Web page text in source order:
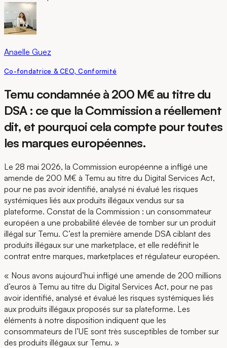
Anaelle Guez
Co-fondatrice & CEO, Conformité
Temu condamnée à 200 M€ au titre du
DSA : ce que la Commission a réellement
dit, et pourquoi cela compte pour toutes
les marques européennes.
Le 28 mai 2026, la Commission européenne a infligé une
amende de 200 M€ à Temu au titre du Digital Services Act,
pour ne pas avoir identifié, analysé ni évalué les risques
systémiques liés aux produits illégaux vendus sur sa
plateforme. Constat de la Commission : un consommateur
européen a une probabilité élevée de tomber sur un produit
illégal sur Temu. C’est la première amende DSA ciblant des
produits illégaux sur une marketplace, et elle redéfinit le
contrat entre marques, marketplaces et régulateur européen.
« Nous avons aujourd’hui infligé une amende de 200 millions
d’euros à Temu au titre du Digital Services Act, pour ne pas
avoir identifié, analysé et évalué les risques systémiques liés
aux produits illégaux proposés sur sa plateforme. Les
éléments à notre disposition indiquent que les
consommateurs de l’UE sont très susceptibles de tomber sur
des produits illégaux sur Temu. »